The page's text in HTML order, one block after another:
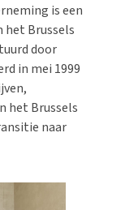
is een
het Brussels
door
in mei 1999
het Brussels
naar